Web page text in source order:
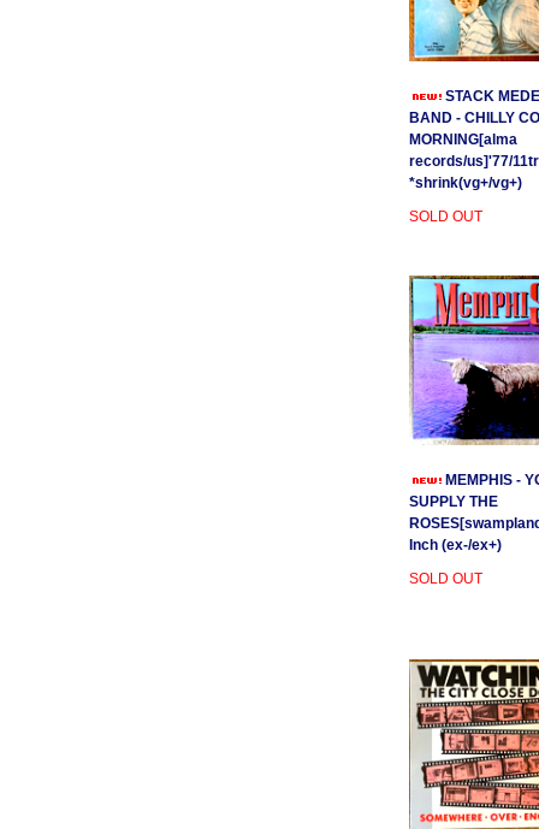
STACK
BAND - CHILLY
MORNING[alma
records/us]'77/
*shrink(vg+/vg+)
SOLD OUT
MEMPHIS -
SUPPLY THE
Inch (ex-/ex+)
SOLD OUT